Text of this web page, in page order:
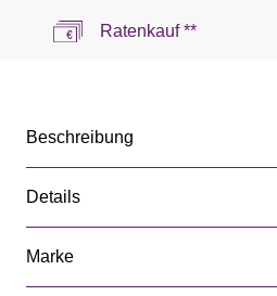
Ratenkauf **
Beschreibung
Details
Marke